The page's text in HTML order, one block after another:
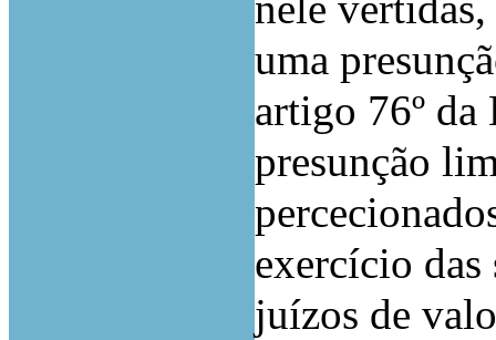
uma
artigo 76º
presunção
exercício das
juízos de